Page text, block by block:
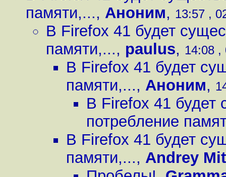
памяти,..., Аноним, 13:57 ,
В Firefox 41 будет
памяти,..., paulus, 14:08
В Firefox 41 будет
памяти,..., Аноним,
В Firefox 41 будет
потребление
В Firefox 41 будет
памяти,..., Andrey